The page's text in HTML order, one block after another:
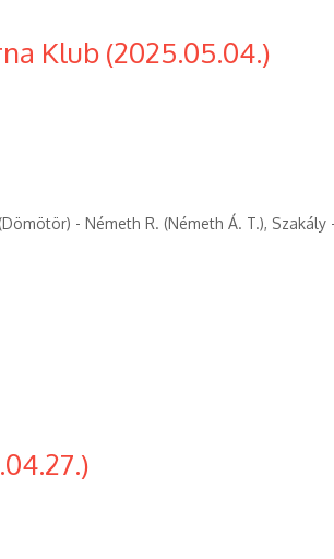
Klub (2025.05.04.)
- Németh R. (Németh Á. T.), Szakály